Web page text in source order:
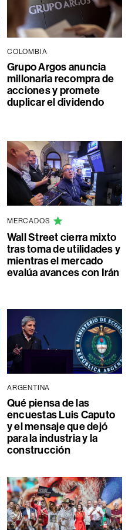
COLOMBIA
Grupo Argos anuncia
millonaria recompra de
acciones y promete
duplicar el dividendo
MERCADOS
Wall Street cierra mixto
tras toma de utilidades y
mientras el mercado
evalúa avances con Irán
ARGENTINA
Qué piensa de las
encuestas Luis Caputo
y el mensaje que dejó
para la industria y la
construcción